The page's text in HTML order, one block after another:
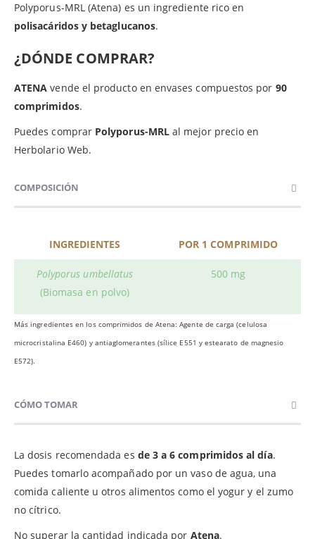
Polyporus-MRL (Atena) es un ingrediente rico en
polisacáridos y betaglucanos.
¿DÓNDE COMPRAR?
ATENAvende el producto en envases compuestos por 90
comprimidos.
Puedes comprar Polyporus-MRLal mejor precio en
Herbolario Web.
COMPOSICIÓN
INGREDIENTES POR 1 COMPRIMIDO
Polyporus umbellatus
(Biomasa en polvo)
500 mg
Más ingredientes en los comprimidos de Atena: Agente de carga (celulosa
microcristalina E460) y antiaglomerantes (sílice E551 y estearato de magnesio
E572).
CÓMO TOMAR
La dosis recomendada es de 3 a 6 comprimidos al día.
Puedes tomarlo acompañado por un vaso de agua, una
comida caliente u otros alimentos como el yogur y el zumo
no cítrico.
No superar la cantidad indicada por Atena.